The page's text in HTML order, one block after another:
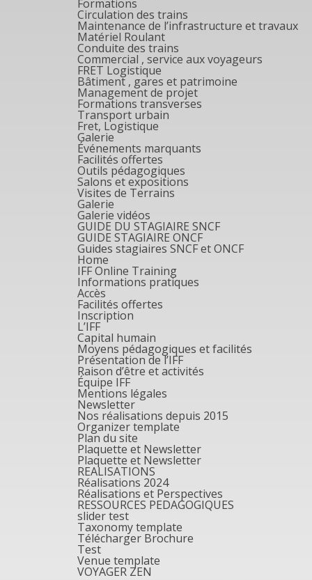
Formations
Circulation des trains
Maintenance de l’infrastructure et travaux
Matériel Roulant
Conduite des trains
Commercial , service aux voyageurs
FRET Logistique
Bâtiment , gares et patrimoine
Management de projet
Formations transverses
Transport urbain
Fret, Logistique
Galerie
Événements marquants
Facilités offertes
Outils pédagogiques
Salons et expositions
Visites de Terrains
Galerie
Galerie vidéos
GUIDE DU STAGIAIRE SNCF
GUIDE STAGIAIRE ONCF
Guides stagiaires SNCF et ONCF
Home
IFF Online Training
Informations pratiques
Accès
Facilités offertes
Inscription
L’IFF
Capital humain
Moyens pédagogiques et facilités
Présentation de l’IFF
Raison d’être et activités
Équipe IFF
Mentions légales
Newsletter
Nos réalisations depuis 2015
Organizer template
Plan du site
Plaquette et Newsletter
Plaquette et Newsletter
REALISATIONS
Réalisations 2024
Réalisations et Perspectives
RESSOURCES PEDAGOGIQUES
slider test
Taxonomy template
Télécharger Brochure
Test
Venue template
VOYAGER ZEN